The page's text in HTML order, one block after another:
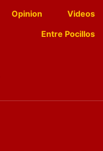
Opinion
Videos
Entre Pocillos